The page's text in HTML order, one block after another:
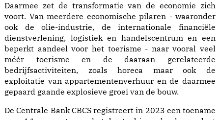
Daarmee zet de transformatie van de economie zich
voort. Van meerdere economische pilaren - waaronder
ook de olie-industrie, de internationale financiële
dienstverlening, logistiek en handelscentrum en een
beperkt aandeel voor het toerisme - naar vooral veel
méér toerisme en de daaraan gerelateerde
bedrijfsactiviteiten, zoals horeca maar ook de
exploitatie van appartementenverhuur en de daarmee
gepaard gaande explosieve groei van de bouw.
De Centrale Bank CBCS registreert in 2023 een toename